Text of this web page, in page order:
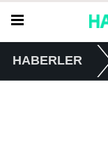
HABERLER